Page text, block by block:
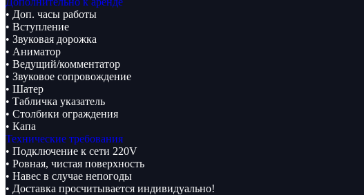
• Доп. часы работы
• Вступление
• Звуковая дорожка
• Аниматор
• Ведущий/комментатор
• Звуковое сопровождение
• Шатер
• Табличка указатель
• Столбики ограждения
• Капа
Технические требования
• Подключение к сети 220V
• Ровная, чистая поверхность
• Навес в случае непогоды
• Доставка просчитывается индивидуально!